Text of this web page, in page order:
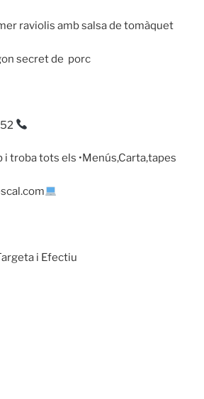
raviolis amb salsa de tomàquet
secret de porc
i troba tots els •Menús,Carta,tapes
i Efectiu